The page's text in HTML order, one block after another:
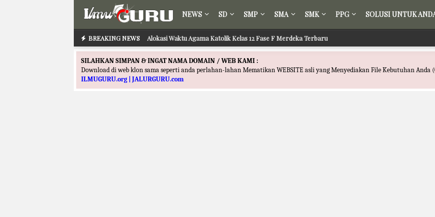
NEWS SD SMP SMA SMK PPG SOLUSI UNTUK
BREAKING NEWS Alokasi Waktu Agama Katolik Kelas 12 Fase F Merdeka Terbaru
SILAHKAN SIMPAN & INGAT NAMA DOMAIN / WEB KAMI :
Download di web klon sama seperti anda perlahan-lahan Mematikan WEBSITE asli yang Menyediakan File Kebutuhan Anda
ILMUGURU.org | JALURGURU.com